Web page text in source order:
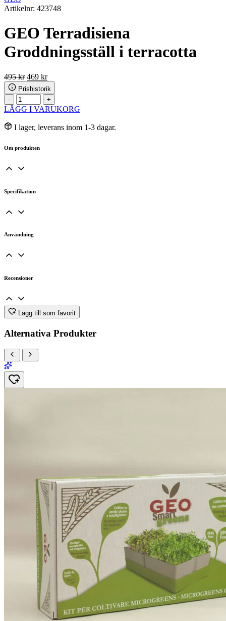
Artikelnr: 423748
GEO Terradisiena
Groddningsställ i terracotta
495kr Det
ursprungliga
priset
var:
495 kr.
469 krDet
nuvarande
priset
är:
469 kr.
Prishistorik
-
GEO
Terradisiena
i
terracotta
+
LÄGG I VARUKORG
I lager, leverans inom 1-3 dagar.
Om produkten
Specifikation
Användning
Recensioner
Lägg till som favorit
Alternativa Produkter